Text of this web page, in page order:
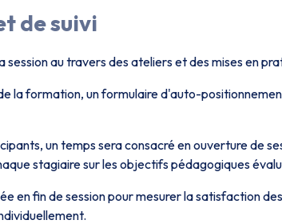
de suivi
au travers des ateliers et des mises en
la formation, un formulaire d'auto-
un temps sera consacré en ouverture de
stagiaire sur les objectifs pédagogiques
en fin de session pour mesurer la satisfaction